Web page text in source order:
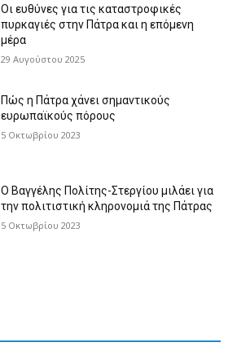
Οι ευθύνες για τις καταστροφικές
πυρκαγιές στην Πάτρα και η επόμενη
μέρα
29 Αυγούστου 2025
Πώς η Πάτρα χάνει σημαντικούς
ευρωπαϊκούς πόρους
5 Οκτωβρίου 2023
Ο Βαγγέλης Πολίτης-Στεργίου μιλάει για
την πολιτιστική κληρονομιά της Πάτρας
5 Οκτωβρίου 2023